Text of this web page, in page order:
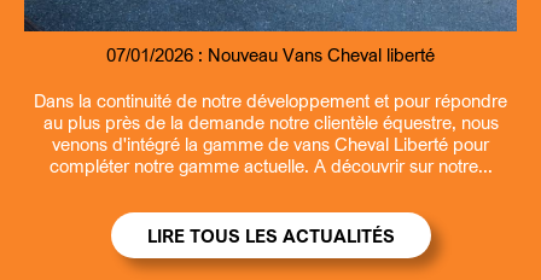
07/01/2026 : Nouveau Vans Cheval liberté
Dans la continuité de notre développement et pour répondre
au plus près de la demande notre clientèle équestre, nous
venons d'intégré la gamme de vans Cheval Liberté pour
compléter notre gamme actuelle. A découvrir sur notre...
07/01/2026 : Nouveau Remorque fourgon et benne Debon
13/03/2026 : Ouverture la samedi matin
09/07/2026 : Entretien et revisions remorques
LIRE TOUS LES ACTUALITÉS